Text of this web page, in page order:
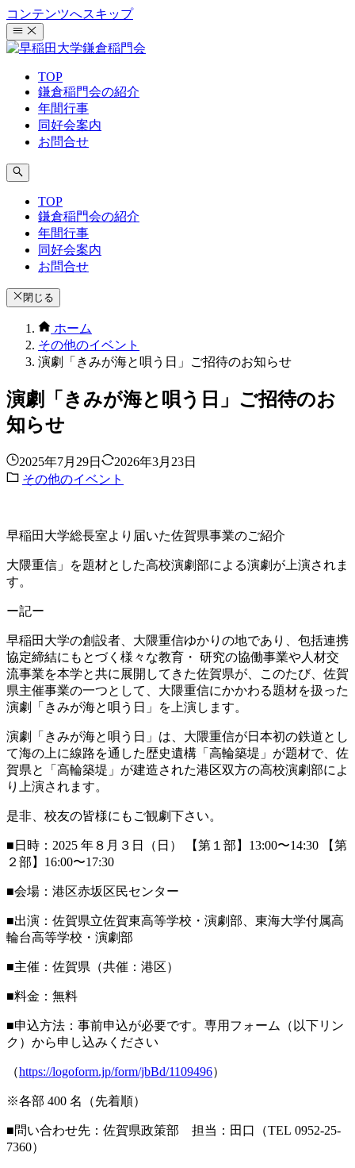
コンテンツへスキップ
TOP
鎌倉稲門会の紹介
年間行事
同好会案内
お問合せ
TOP
鎌倉稲門会の紹介
年間行事
同好会案内
お問合せ
閉じる
ホーム
その他のイベント
演劇「きみが海と唄う日」ご招待のお知らせ
演劇「きみが海と唄う日」ご招待のお
知らせ
2025年7月29日
2026年3月23日
その他のイベント
早稲田大学総長室より届いた佐賀県事業のご紹介
大隈重信」を題材とした高校演劇部による演劇が上演されま
す。
ー記ー
早稲田大学の創設者、大隈重信ゆかりの地であり、包括連携
協定締結にもとづく様々な教育・ 研究の協働事業や人材交
流事業を本学と共に展開してきた佐賀県が、このたび、佐賀
県主催事業の一つとして、大隈重信にかかわる題材を扱った
演劇「きみが海と唄う日」を上演します。
演劇「きみが海と唄う日」は、大隈重信が日本初の鉄道とし
て海の上に線路を通した歴史遺構「高輪築堤」が題材で、佐
賀県と「高輪築堤」が建造された港区双方の高校演劇部によ
り上演されます。
是非、校友の皆様にもご観劇下さい。
■日時：2025 年８月３日（日） 【第１部】13:00〜14:30 【第
２部】16:00〜17:30
■会場：港区赤坂区民センター
■出演：佐賀県立佐賀東高等学校・演劇部、東海大学付属高
輪台高等学校・演劇部
■主催：佐賀県（共催：港区）
■料金：無料
■申込方法：事前申込が必要です。専用フォーム（以下リン
ク）から申し込みください
（https://logoform.jp/form/jbBd/1109496）
※各部 400 名（先着順）
■問い合わせ先：佐賀県政策部 担当：田口（TEL 0952-25-
7360）